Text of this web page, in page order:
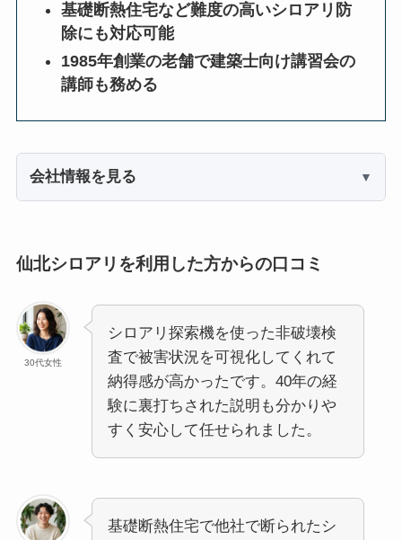
基礎断熱住宅など難度の高いシロアリ防
除にも対応可能
1985年創業の老舗で建築士向け講習会の
講師も務める
会社情報を見る
仙北シロアリを利用した方からの口コミ
30代女性
シロアリ探索機を使った非破壊検
査で被害状況を可視化してくれて
納得感が高かったです。40年の経
験に裏打ちされた説明も分かりや
すく安心して任せられました。
基礎断熱住宅で他社で断られたシ